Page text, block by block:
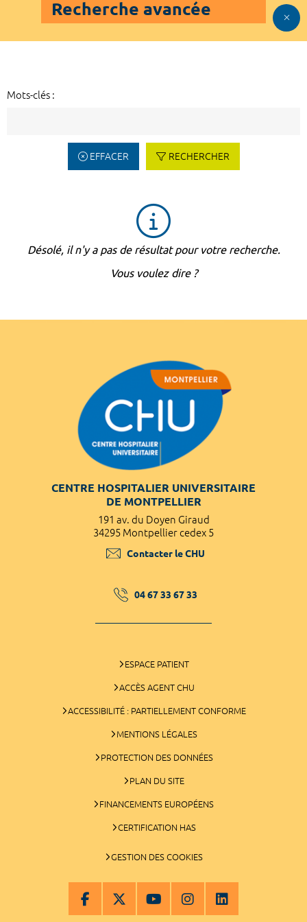
Recherche avancée
Mots-clés :
EFFACER RECHERCHER
Désolé, il n'y a pas de résultat pour votre recherche.
Vous voulez dire ?
CENTRE HOSPITALIER UNIVERSITAIRE
DE MONTPELLIER
191 av. du Doyen Giraud
34295 Montpellier cedex 5
Contacter le CHU
04 67 33 67 33
ESPACE PATIENT
ACCÈS AGENT CHU
ACCESSIBILITÉ : PARTIELLEMENT CONFORME
MENTIONS LÉGALES
PROTECTION DES DONNÉES
PLAN DU SITE
FINANCEMENTS EUROPÉENS
CERTIFICATION HAS
GESTION DES COOKIES